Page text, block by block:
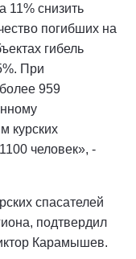
снизить
погибших на
гибель
При
959
курских
человек», -
спасателей
подтвердил
Карамышев.